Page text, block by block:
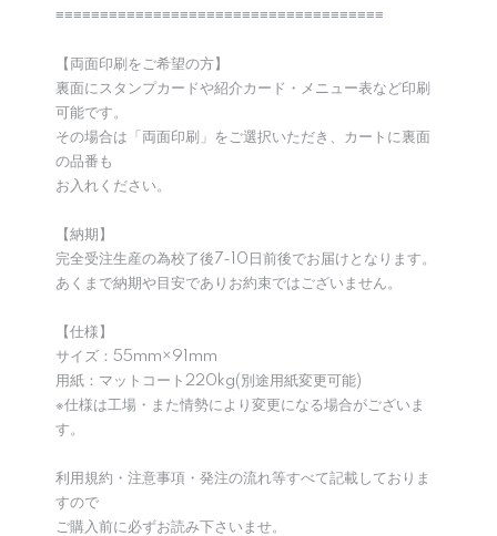
≡≡≡≡≡≡≡≡≡≡≡≡≡≡≡≡≡≡≡≡≡≡≡≡≡≡≡≡≡≡≡≡≡≡≡≡≡
【両面印刷をご希望の方】
裏面にスタンプカードや紹介カード・メニュー表など印刷
可能です。
その場合は「両面印刷」をご選択いただき、カートに裏面
の品番も
お入れください。
【納期】
完全受注生産の為校了後7-10日前後でお届けとなります。
あくまで納期や目安でありお約束ではございません。
【仕様】
サイズ：55mm×91mm
用紙：マットコート220kg(別途用紙変更可能)
※仕様は工場・また情勢により変更になる場合がございま
す。
利用規約・注意事項・発注の流れ等すべて記載しておりま
すので
ご購入前に必ずお読み下さいませ。